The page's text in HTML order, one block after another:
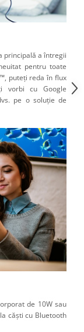
principală a întregii
pentru toate
puteți reda în flux
vorbi cu Google
pe o soluție de
de 10W sau
căști cu Bluetooth